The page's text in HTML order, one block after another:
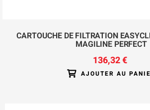
CARTOUCHE DE FILTRATION
MAGILINE PERFECT
136,32 €
AJOUTER AU